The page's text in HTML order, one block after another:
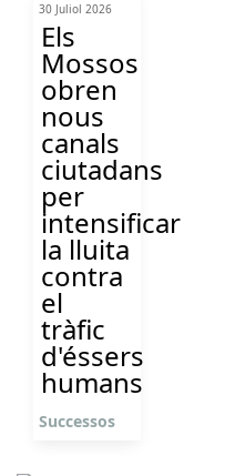
30 Juliol 2026
Els
Mossos
obren
nous
canals
ciutadans
per
intensificar
la lluita
contra
el
tràfic
d'éssers
humans
Successos